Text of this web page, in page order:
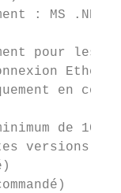
: MS
pour les
en
de 1024
versions